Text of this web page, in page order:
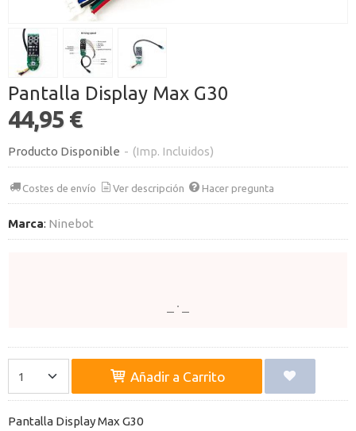
Pantalla Display Max G30
44,95 €
Producto Disponible - (Imp. Incluidos)
Costes de envío Ver descripción Hacer pregunta
Marca: Ninebot
Añadir a Carrito
Pantalla Display Max G30